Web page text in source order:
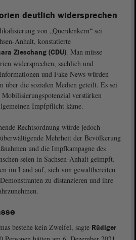
deutlich widersprechen
von „Querdenkern“ sei
Anhalt, konstatierte
Zieschang (CDU). Man müsse
widersprechen, sachlich und
und Fake News würden
über die sozialen Medien geteilt. Es sei
Mobilisierungspotenzial verstärken
Impfpflicht käme.
Rechtsordnung würde jedoch
Mehrheit der Bevölkerung
und die Impfkampagne des
seien in Sachsen-Anhalt geimpft.
im Land auf, sich von gewaltbereiten
zu distanzieren und ihre
bestehe kein Zweifel, sagte Rüdiger